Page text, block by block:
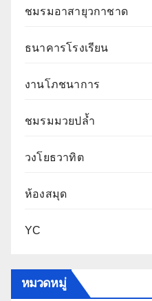
ชมรมอาสายุวกาชาด
ธนาคารโรงเรียน
งานโภชนาการ
ชมรมมวยปล้ำ
วงโยธวาทิต
ห้องสมุด
YC
หมวดหมู่